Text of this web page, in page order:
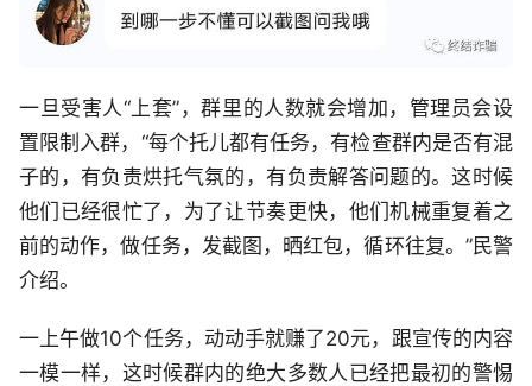
一旦受害人“上套”，群里的人数就会增加，管理员会设
置限制入群，“每个托儿都有任务，有检查群内是否有混
子的，有负责烘托气氛的，有负责解答问题的。这时候
他们已经很忙了，为了让节奏更快，他们机械重复着之
前的动作，做任务，发截图，晒红包，循环往复。”民警
介绍。
一上午做10个任务，动动手就赚了20元，跟宣传的内容
一模一样，这时候群内的绝大多数人已经把最初的警惕